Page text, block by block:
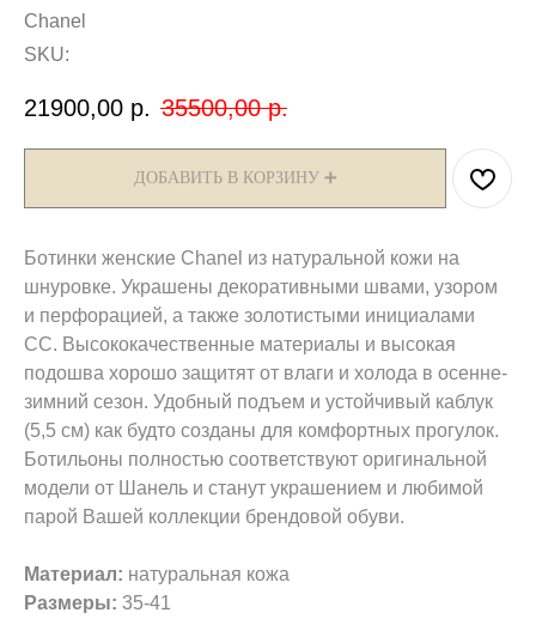
Chanel
SKU:
21900,00 р. 35500,00 р.
ДОБАВИТЬ В КОРЗИНУ ➕
Ботинки женские Chanel из натуральной кожи на
шнуровке. Украшены декоративными швами, узором
и перфорацией, а также золотистыми инициалами
СС. Высококачественные материалы и высокая
подошва хорошо защитят от влаги и холода в осенне-
зимний сезон. Удобный подъем и устойчивый каблук
(5,5 см) как будто созданы для комфортных прогулок.
Ботильоны полностью соответствуют оригинальной
модели от Шанель и станут украшением и любимой
парой Вашей коллекции брендовой обуви.
Материал: натуральная кожа
Размеры: 35-41